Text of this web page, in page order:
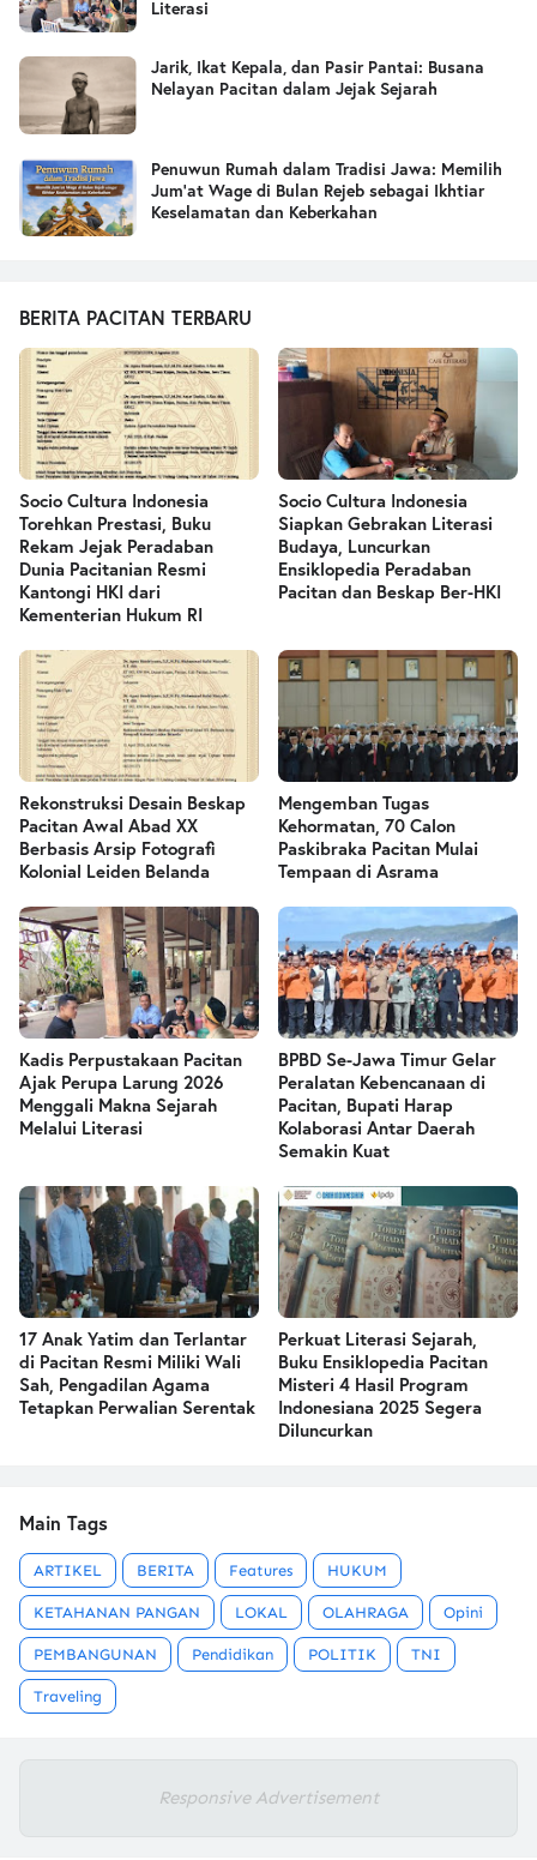
Literasi
Jarik, Ikat Kepala, dan Pasir Pantai: Busana
Nelayan Pacitan dalam Jejak Sejarah
Penuwun Rumah dalam Tradisi Jawa: Memilih
Jum’at Wage di Bulan Rejeb sebagai Ikhtiar
Keselamatan dan Keberkahan
BERITA PACITAN TERBARU
Socio Cultura Indonesia
Torehkan Prestasi, Buku
Rekam Jejak Peradaban
Dunia Pacitanian Resmi
Kantongi HKI dari
Kementerian Hukum RI
Socio Cultura Indonesia
Siapkan Gebrakan Literasi
Budaya, Luncurkan
Ensiklopedia Peradaban
Pacitan dan Beskap Ber-HKI
Rekonstruksi Desain Beskap
Pacitan Awal Abad XX
Berbasis Arsip Fotografi
Kolonial Leiden Belanda
Mengemban Tugas
Kehormatan, 70 Calon
Paskibraka Pacitan Mulai
Tempaan di Asrama
Kadis Perpustakaan Pacitan
Ajak Perupa Larung 2026
Menggali Makna Sejarah
Melalui Literasi
BPBD Se-Jawa Timur Gelar
Peralatan Kebencanaan di
Pacitan, Bupati Harap
Kolaborasi Antar Daerah
Semakin Kuat
17 Anak Yatim dan Terlantar
di Pacitan Resmi Miliki Wali
Sah, Pengadilan Agama
Tetapkan Perwalian Serentak
Perkuat Literasi Sejarah,
Buku Ensiklopedia Pacitan
Misteri 4 Hasil Program
Indonesiana 2025 Segera
Diluncurkan
Main Tags
ARTIKEL BERITA Features HUKUM
KETAHANAN PANGAN LOKAL OLAHRAGA Opini
PEMBANGUNAN Pendidikan POLITIK TNI
Traveling
Responsive Advertisement